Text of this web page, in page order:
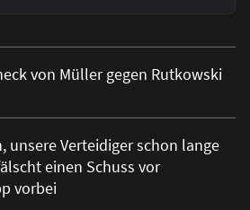
von Müller gegen Rutkowski
unsere Verteidiger schon lange
einen Schuss vor
vorbei